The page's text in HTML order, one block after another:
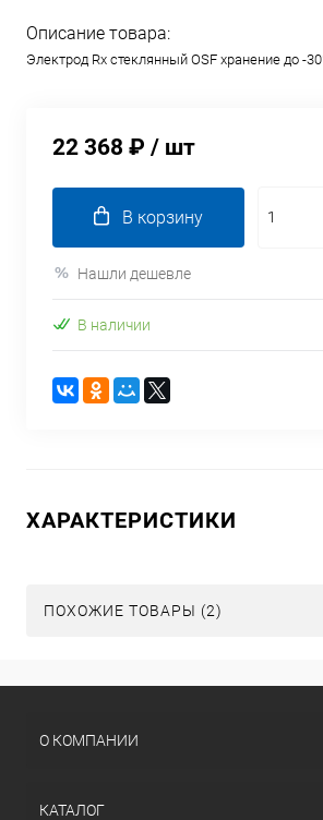
Описание товара:
Электрод Rx стеклянный OSF хранение до -
22 368 ₽ / шт
В корзину
Нашли дешевле
В наличии
ХАРАКТЕРИСТИКИ
ПОХОЖИЕ ТОВАРЫ (2)
О КОМПАНИИ
КАТАЛОГ